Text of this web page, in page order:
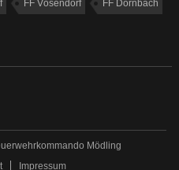
FF Vösendorf FF Dornbach
Mödling
Impressum